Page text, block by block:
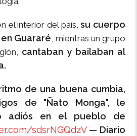
el interior del país, su cuerpo
Guararé, mientras un grupo
cantaban y bailaban al
de una buena cumbia,
de "Ñato Monga", le
adiós en el pueblo de
sdsrNGQdzV — Diario